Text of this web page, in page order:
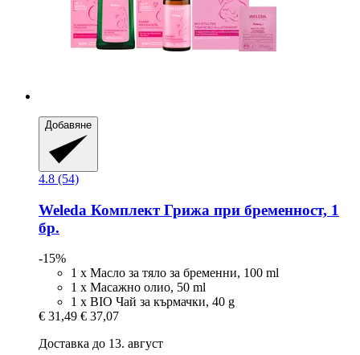
Добавяне
4.8 (54)
Weleda Комплект Грижа при бременност, 1
бр.
-15%
1 х Масло за тяло за бременни, 100 ml
1 х Mасажно олио, 50 ml
1 х BIO Чай за кърмачки, 40 g
€ 31,49 € 37,07
Доставка до 13. август